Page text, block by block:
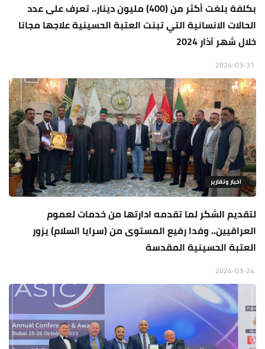
بكلفة بلغت أكثر من (400) مليون دينار.. تعرف على عدد
الحالات الانسانية التي تبنت العتبة الحسينية علاجها مجانا
خلال شهر آذار 2024
اخبار وتقارير
لتقديم الشكر لما تقدمه ادارتها من خدمات لعموم
العراقيين.. وفدا رفيع المستوى من (سرايا السلام) يزور
العتبة الحسينية المقدسة